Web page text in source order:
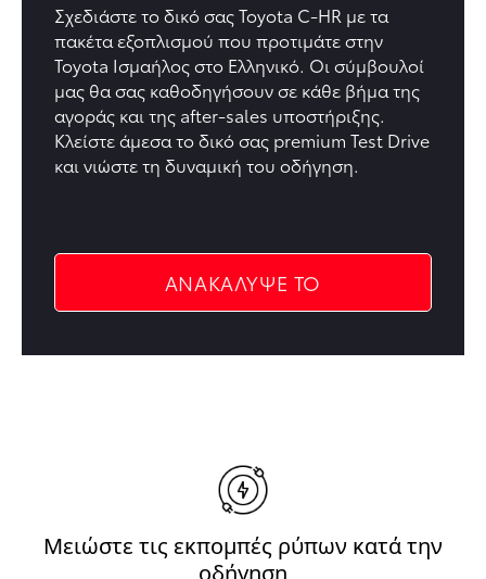
Σχεδιάστε το δικό σας Toyota C-HR με τα
πακέτα εξοπλισμού που προτιμάτε στην
Toyota Ισμαήλος στο Ελληνικό. Οι σύμβουλοί
μας θα σας καθοδηγήσουν σε κάθε βήμα της
αγοράς και της after-sales υποστήριξης.
Κλείστε άμεσα το δικό σας premium Test Drive
και νιώστε τη δυναμική του οδήγηση.
ΑΝΑΚΑΛΥΨΕ ΤΟ
Μειώστε τις εκπομπές ρύπων κατά την
οδήγηση